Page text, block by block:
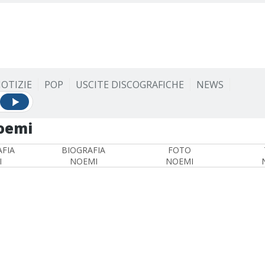
POP USCITE DISCOGRAFICHE NEWS
BIOGRAFIA
NOEMI
FOTO
NOEMI